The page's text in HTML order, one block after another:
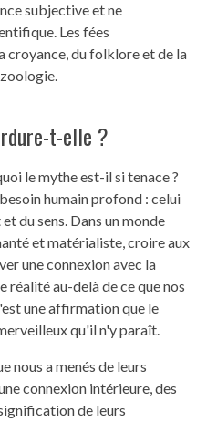
subjective et ne
Les fées
croyance, du folklore et de la
t-elle ?
le mythe est-il si tenace ?
humain profond : celui
du sens. Dans un monde
et matérialiste, croire aux
une connexion avec la
réalité au-delà de ce que nos
une affirmation que le
qu'il n'y paraît.
nous a menés de leurs
connexion intérieure, des
de leurs